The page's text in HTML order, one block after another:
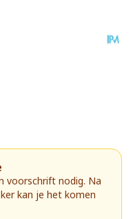
voorschrift nodig. Na
kan je het komen